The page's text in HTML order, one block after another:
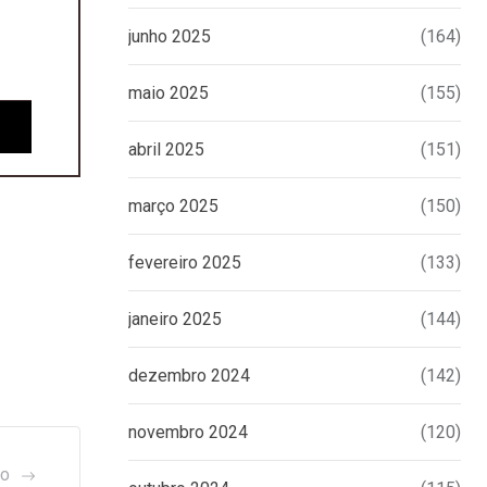
junho 2025 (164)
maio 2025 (155)
abril 2025 (151)
março 2025 (150)
fevereiro 2025 (133)
janeiro 2025 (144)
dezembro 2024 (142)
novembro 2024 (120)